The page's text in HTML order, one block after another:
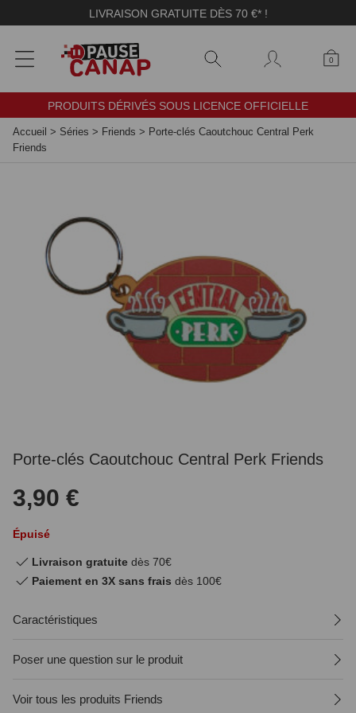
LIVRAISON GRATUITE DÈS 70 €* !
0
PRODUITS DÉRIVÉS SOUS LICENCE OFFICIELLE
Accueil > Séries > Friends > Porte-clés Caoutchouc Central Perk
Friends
Porte-clés Caoutchouc Central Perk Friends
3,90 €
Épuisé
Livraison gratuite dès 70€
Paiement en 3X sans frais dès 100€
Caractéristiques
Poser une question sur le produit
Voir tous les produits Friends
Panneau de gestion des cookies